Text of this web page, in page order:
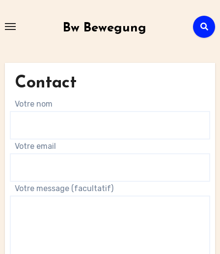
Bw Bewegung
Contact
Votre nom
Votre email
Votre message (facultatif)